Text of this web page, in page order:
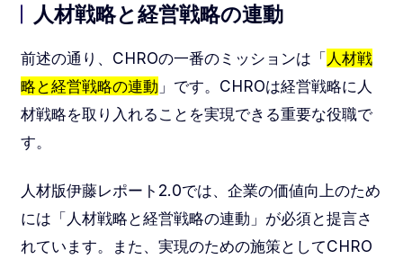
人材戦略と経営戦略の連動
前述の通り、CHROの一番のミッションは「 人材戦
略と経営戦略の連動 」です。CHROは経営戦略に人
材戦略を取り入れることを実現できる重要な役職で
す。
人材版伊藤レポート2.0では、企業の価値向上のため
には「人材戦略と経営戦略の連動」が必須と提言さ
れています。また、実現のための施策としてCHRO